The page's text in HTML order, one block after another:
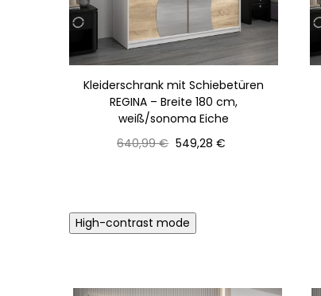
Kleiderschrank mit Schiebetüren
REGINA – Breite 180 cm,
weiß/sonoma Eiche
Normaler
640,99 € Preis
549,28 €
High-contrast mode